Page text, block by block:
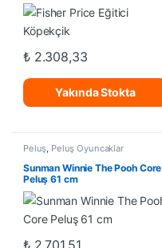
₺2.308,33
Yakında Stokta
Peluş Peluş Oyuncaklar
Sunman Winnie The Pooh Core
Peluş 61 cm